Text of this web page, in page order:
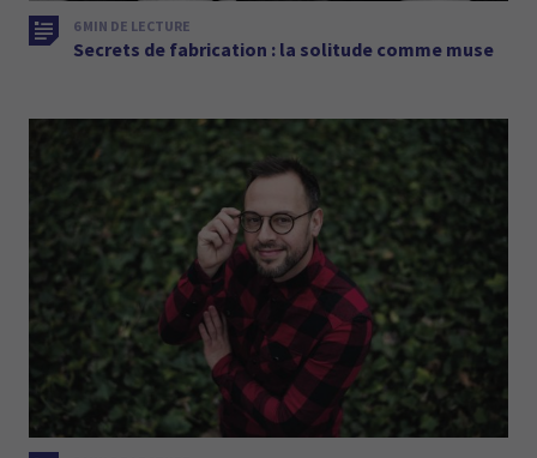
6 MIN DE LECTURE
Secrets de fabrication : la solitude comme muse